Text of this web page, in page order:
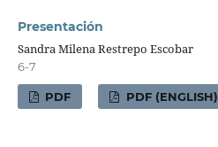
Presentación
Sandra Milena Restrepo Escobar
6-7
PDF PDF (ENGLISH)